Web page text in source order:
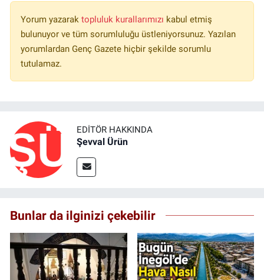
Yorum yazarak topluluk kurallarımızı kabul etmiş
bulunuyor ve tüm sorumluluğu üstleniyorsunuz. Yazılan
yorumlardan Genç Gazete hiçbir şekilde sorumlu
tutulamaz.
EDITÖR HAKKINDA
Şevval Ürün
Bunlar da ilginizi çekebilir